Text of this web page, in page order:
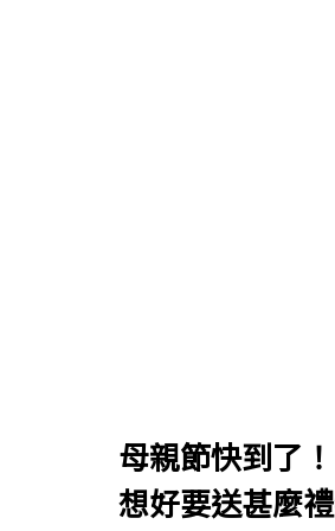
母親節快到了！
想好要送甚麼